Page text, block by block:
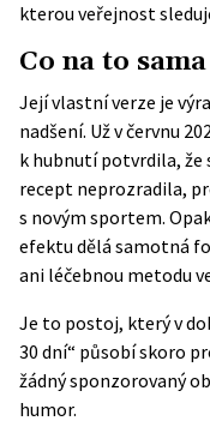
kterou veřejnost
Co na to
Její vlastní verze je
nadšení. Už v červnu
k hubnutípotvrdila, že
recept neprozradila,
s novým sportem.
efektu dělá samotná
ani léčebnou metodu
Je to postoj, který v
30 dní“ působí skoro
žádný sponzorovaný
humor.